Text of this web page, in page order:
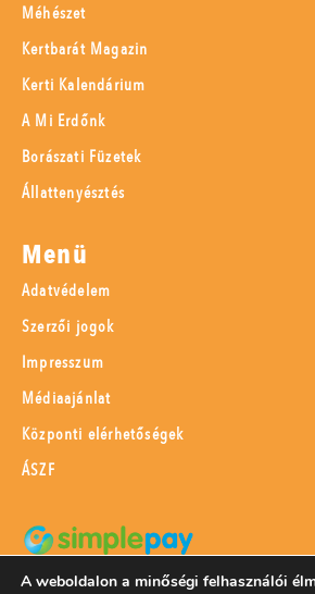
Méhészet
Kertbarát Magazin
Kerti Kalendárium
A Mi Erdőnk
Borászati Füzetek
Állattenyésztés
Menü
Adatvédelem
Szerzői jogok
Impresszum
Médiaajánlat
Központi elérhetőségek
ÁSZF
SimplePay adattovábbítási nyilatkozat
A weboldalon a minőségi felhasználói